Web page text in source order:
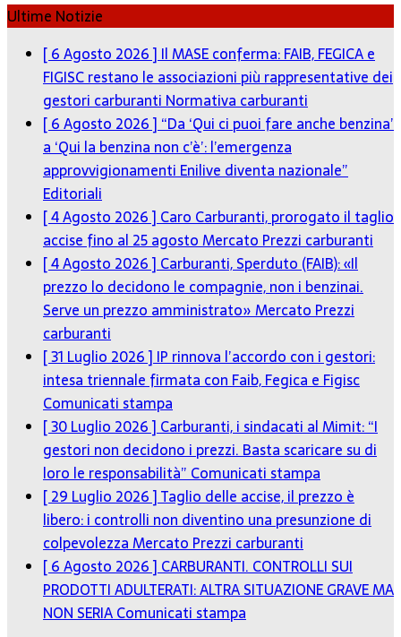
Ultime Notizie
[ 6 Agosto 2026 ] Il MASE conferma: FAIB, FEGICA e
FIGISC restano le associazioni più rappresentative dei
gestori carburanti Normativa carburanti
[ 6 Agosto 2026 ] “Da ‘Qui ci puoi fare anche benzina’
a ‘Qui la benzina non c’è’: l’emergenza
approvvigionamenti Enilive diventa nazionale”
Editoriali
[ 4 Agosto 2026 ] Caro Carburanti, prorogato il taglio
accise fino al 25 agostoMercato Prezzi carburanti
[ 4 Agosto 2026 ] Carburanti, Sperduto (FAIB): «Il
prezzo lo decidono le compagnie, non i benzinai.
Serve un prezzo amministrato»Mercato Prezzi
carburanti
[ 31 Luglio 2026 ] IP rinnova l’accordo con i gestori:
intesa triennale firmata con Faib, Fegica e Figisc
Comunicati stampa
[ 30 Luglio 2026 ] Carburanti, i sindacati al Mimit: “I
gestori non decidono i prezzi. Basta scaricare su di
loro le responsabilità” Comunicati stampa
[ 29 Luglio 2026 ]Taglio delle accise, il prezzo è
libero: i controlli non diventino una presunzione di
colpevolezzaMercato Prezzi carburanti
[ 6 Agosto 2026 ] CARBURANTI. CONTROLLI SUI
PRODOTTI ADULTERATI: ALTRA SITUAZIONE GRAVE MA
NON SERIAComunicati stampa